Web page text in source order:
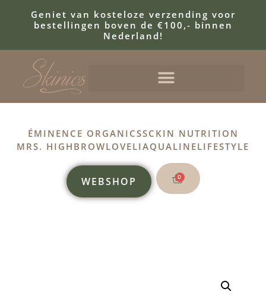
Geniet van kosteloze verzending voor
bestellingen boven de €100,- binnen
Nederland!
ÉMINENCE ORGANICSSCKIN NUTRITION
MRS. HIGHBROWLOVELIAQUALINELIFESTYLE
WEBSHOP 0